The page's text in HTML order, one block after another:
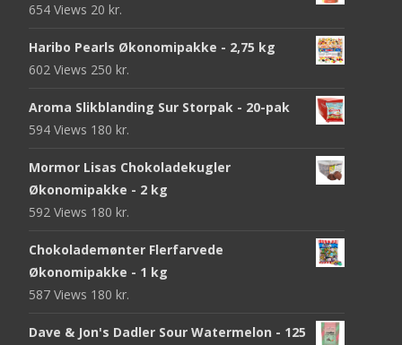
654 Views 20 kr.
Haribo Pearls Økonomipakke - 2,75 kg
602 Views 250 kr.
Aroma Slikblanding Sur Storpak - 20-pak
594 Views 180 kr.
Mormor Lisas Chokoladekugler
Økonomipakke - 2 kg
592 Views 180 kr.
Chokolademønter Flerfarvede
Økonomipakke - 1 kg
587 Views 180 kr.
Dave & Jon's Dadler Sour Watermelon - 125